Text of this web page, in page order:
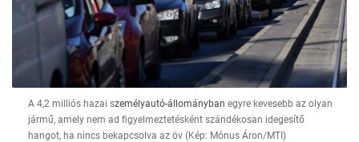
A 4,2 milliós hazai személyautó-állományban egyre kevesebb az olyan
jármű, amely nem ad figyelmeztetésként szándékosan idegesítő
hangot, ha nincs bekapcsolva az öv (Kép: Mónus Áron/MTI)